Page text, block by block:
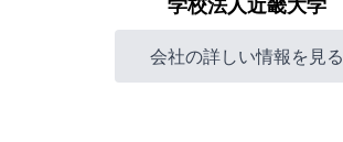
学校法人近畿大学
会社の詳しい情報を見る